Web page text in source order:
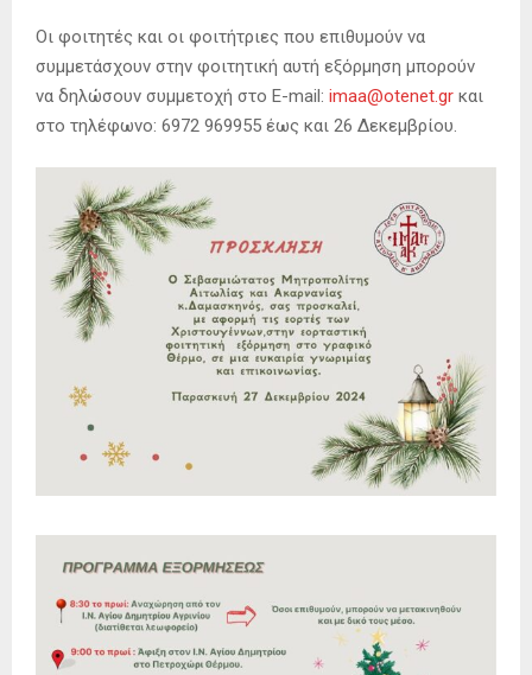
Οι φοιτητές και οι φοιτήτριες που επιθυμούν να
συμμετάσχουν στην φοιτητική αυτή εξόρμηση μπορούν
να δηλώσουν συμμετοχή στο E-mail: imaa@otenet.gr και
στο τηλέφωνο: 6972 969955 έως και 26 Δεκεμβρίου.